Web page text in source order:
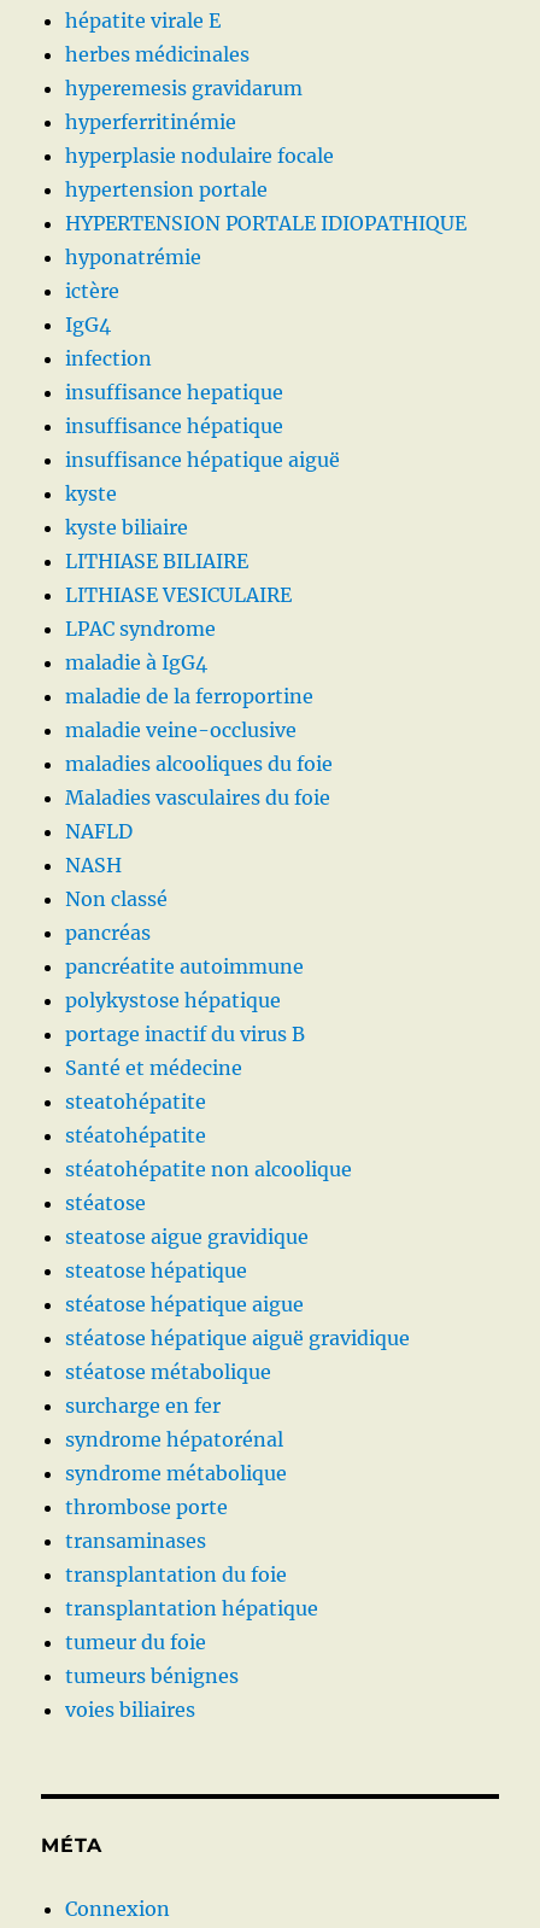
hépatite virale E
herbes médicinales
hyperemesis gravidarum
hyperferritinémie
hyperplasie nodulaire focale
hypertension portale
HYPERTENSION PORTALE IDIOPATHIQUE
hyponatrémie
ictère
IgG4
infection
insuffisance hepatique
insuffisance hépatique
insuffisance hépatique aiguë
kyste
kyste biliaire
LITHIASE BILIAIRE
LITHIASE VESICULAIRE
LPAC syndrome
maladie à IgG4
maladie de la ferroportine
maladie veine-occlusive
maladies alcooliques du foie
Maladies vasculaires du foie
NAFLD
NASH
Non classé
pancréas
pancréatite autoimmune
polykystose hépatique
portage inactif du virus B
Santé et médecine
steatohépatite
stéatohépatite
stéatohépatite non alcoolique
stéatose
steatose aigue gravidique
steatose hépatique
stéatose hépatique aigue
stéatose hépatique aiguë gravidique
stéatose métabolique
surcharge en fer
syndrome hépatorénal
syndrome métabolique
thrombose porte
transaminases
transplantation du foie
transplantation hépatique
tumeur du foie
tumeurs bénignes
voies biliaires
MÉTA
Connexion